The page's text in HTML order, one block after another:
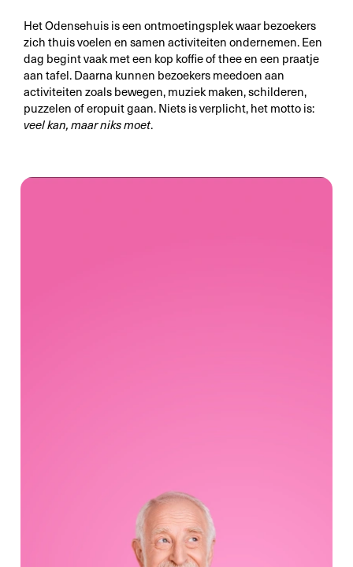
Het Odensehuis is een ontmoetingsplek waar bezoekers
zich thuis voelen en samen activiteiten ondernemen. Een
dag begint vaak met een kop koffie of thee en een praatje
aan tafel. Daarna kunnen bezoekers meedoen aan
activiteiten zoals bewegen, muziek maken, schilderen,
puzzelen of eropuit gaan. Niets is verplicht, het motto is:
veel kan, maar niks moet.